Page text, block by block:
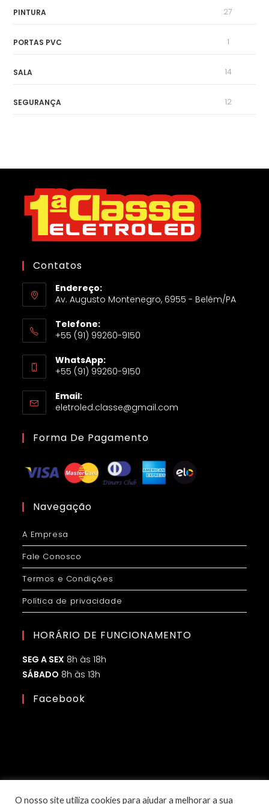
PINTURA 27
PORTAS PVC 1
SALA 14
SEGURANÇA 12
Contatos
Endereço:
Av. Augusto Montenegro, 6955 - Belém/PA
Telefone:
+55 (91) 99260-9150
WhatsApp:
+55 (91) 99260-9150
Email:
eletroled.classe@gmail.com
Forma De Pagamento
Navegação
A Empresa
Fale Conosco
Termos e Condições
Política de privacidade
HORÁRIO DE FUNCIONAMENTO
SEG A SEX 8h às 18h
SÁBADO 8h às 13h
Facebook
O nosso site utiliza cookies para ajudar a melhorar a sua